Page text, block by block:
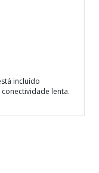
incluído
lenta.